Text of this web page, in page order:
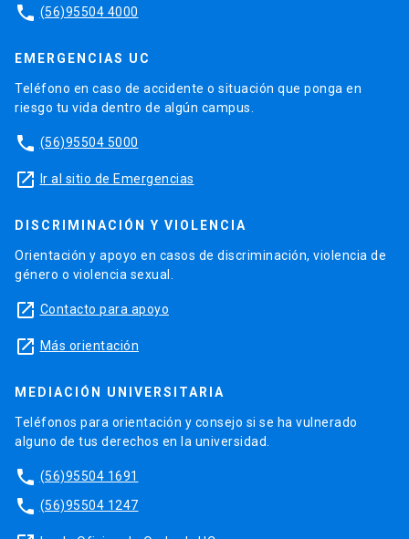
phone (56)95504 4000
EMERGENCIAS UC
Teléfono en caso de accidente o situación que ponga en
riesgo tu vida dentro de algún campus.
phone (56)95504 5000
launch Ir al sitio de Emergencias
DISCRIMINACIÓN Y VIOLENCIA
Orientación y apoyo en casos de discriminación, violencia de
género o violencia sexual.
launch Contacto para apoyo
launch Más orientación
MEDIACIÓN UNIVERSITARIA
Teléfonos para orientación y consejo si se ha vulnerado
alguno de tus derechos en la universidad.
phone (56)95504 1691
phone (56)95504 1247